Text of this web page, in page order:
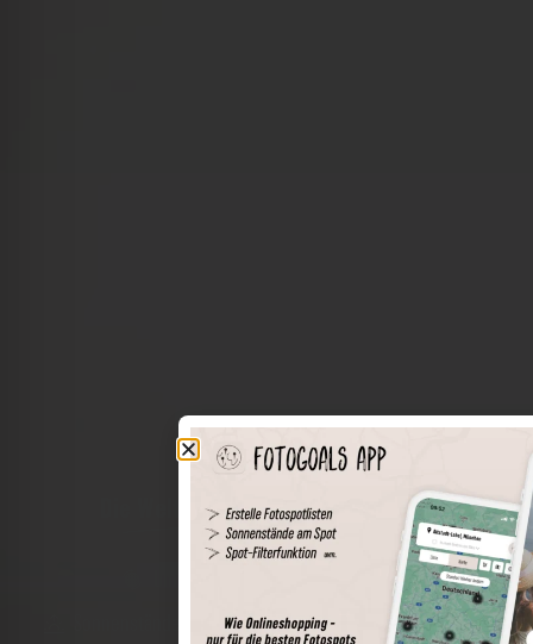
Die Welt der Orte in deiner Tasche
Spots speichern
Sonnenstände am Spot
Spotdetails
Filterfunktion